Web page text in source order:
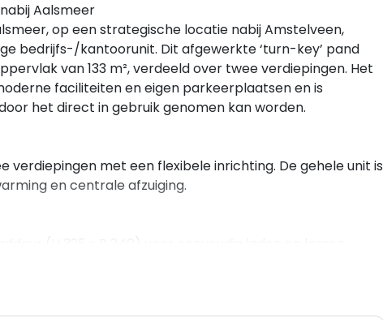
Aalsmeer
op een strategische locatie nabij Amstelveen,
bedrijfs-/kantoorunit. Dit afgewerkte ‘turn-key’ pand
van 133 m², verdeeld over twee verdiepingen. Het
faciliteiten en eigen parkeerplaatsen en is
het direct in gebruik genomen kan worden.
verdiepingen met een flexibele inrichting. De gehele unit is
en centrale afzuiging.
hal, meterkast en beklede trap naar de verdieping;